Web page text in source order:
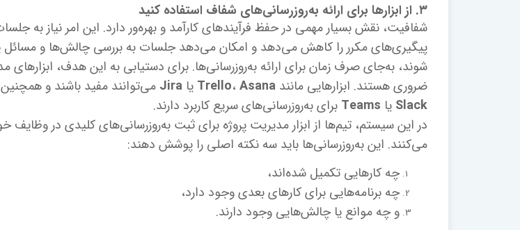
۳. از ابزارها برای ارائه به‌روزرسانی‌های شفاف استفاده کنید
شفافیت، نقش بسیار مهمی در حفظ فرآیندهای کارآمد و بهره‌ور دارد. این امر نیاز به
پیگیری‌های مکرر را کاهش می‌دهد و امکان می‌دهد جلسات به بررسی چالش‌ها و مسائل
شوند، به‌جای صرف زمان برای ارائه به‌روزرسانی‌ها. برای دستیابی به این هدف، ابزارهای
ضروری هستند. ابزارهایی مانند
Trello، Asana یا Jira می‌توانند مفید باشند و همچنین
Slack یا Teams برای به‌روزرسانی‌های سریع کاربرد دارند.
در این سیستم، تیم‌ها از ابزار مدیریت پروژه برای ثبت به‌روزرسانی‌های کلیدی در وظایف
می‌کنند. این به‌روزرسانی‌ها باید سه نکته اصلی را پوشش دهند:
چه کارهایی تکمیل شده‌اند،
چه برنامه‌هایی برای کارهای بعدی وجود دارد،
و چه موانع یا چالش‌هایی وجود دارند.